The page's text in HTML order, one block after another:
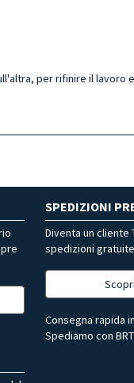
per rifinire il lavoro
SPEDIZIONI
Diventa un cliente
spedizioni
Consegna rapida
Spediamo con